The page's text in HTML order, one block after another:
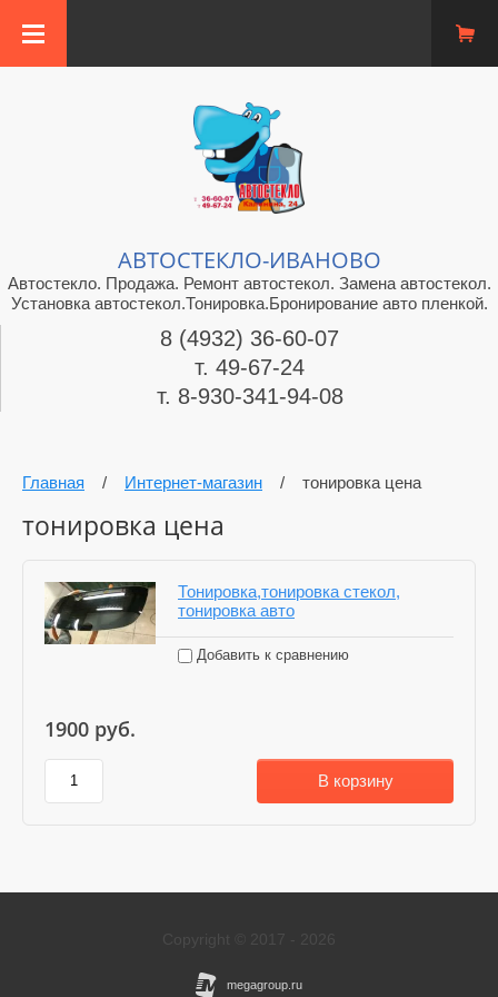
АВТОСТЕКЛО-ИВАНОВО
Автостекло. Продажа. Ремонт автостекол. Замена автостекол.
Установка автостекол.Тонировка.Бронирование авто пленкой.
8 (4932) 36-60-07
т. 49-67-24
т. 8-930-341-94-08
Главная / Интернет-магазин / тонировка цена
тонировка цена
Тонировка,тонировка стекол,
тонировка авто
Добавить к сравнению
1900 руб.
В корзину
Copyright © 2017 - 2026